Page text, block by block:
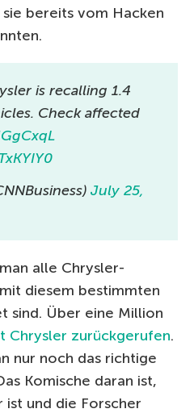
bereits vom Hacken
is recalling 1.4
Check affected
July 25,
alle Chrysler-
diesem bestimmten
sind. Über eine Million
Chrysler zurückgerufen.
nur noch das richtige
Komische daran ist,
ist und die Forscher